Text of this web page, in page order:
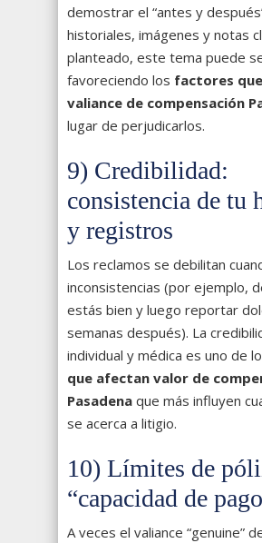
demostrar el “antes y
historiales, imágenes y notas
planteado, este tema puede
favoreciendo los factores
valiance de compensación
lugar de perjudicarlos.
9) Credibilidad:
consistencia de tu
y registros
Los reclamos se debilitan
inconsistencias (por ejemplo,
estás bien y luego reportar
semanas después). La
individual y médica es uno de
que afectan valor de
Pasadena que más influyen
se acerca a litigio.
10) Límites de
“capacidad de
A veces el valiance “genuine”